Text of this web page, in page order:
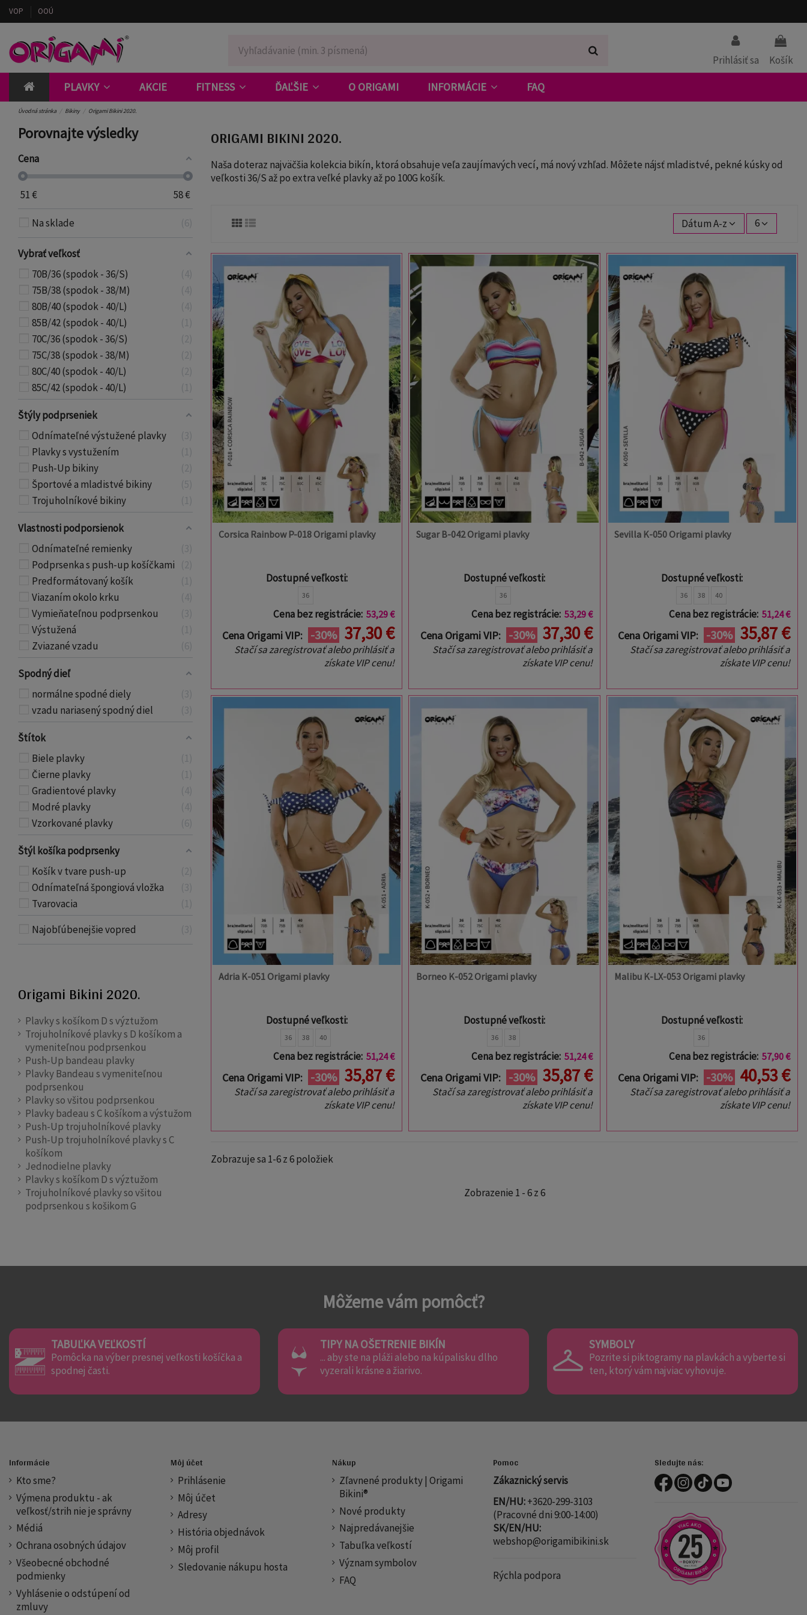
VOP OOÚ
Prihlásiť sa Košík
PLAVKY AKCIE FITNESS ĎAĽŠIE O ORIGAMI INFORMÁCIE FAQ
Úvodná stránka Bikiny Origami Bikini 2020.
ORIGAMI BIKINI 2020.
Naša doteraz najväčšia kolekcia bikín, ktorá obsahuje veľa zaujímavých vecí, má nový vzhľad. Môžete nájsť mladistvé, pekné kúsky od
veľkosti 36/S až po extra veľké plavky až po 100G košík.
Dátum A-z 6
Corsica Rainbow P-018 Origami plavky
Dostupné veľkosti:
36
Cena bez registrácie: 53,29 €
Cena Origami VIP: -30% 37,30 €
Stačí sa zaregistrovať alebo prihlásiť a
získate VIP cenu!
Sugar B-042 Origami plavky
Dostupné veľkosti:
36
Cena bez registrácie: 53,29 €
Cena Origami VIP: -30% 37,30 €
Stačí sa zaregistrovať alebo prihlásiť a
získate VIP cenu!
Sevilla K-050 Origami plavky
Dostupné veľkosti:
36 38 40
Cena bez registrácie: 51,24 €
Cena Origami VIP: -30% 35,87 €
Stačí sa zaregistrovať alebo prihlásiť a
získate VIP cenu!
Adria K-051 Origami plavky
Dostupné veľkosti:
36 38 40
Cena bez registrácie: 51,24 €
Cena Origami VIP: -30% 35,87 €
Stačí sa zaregistrovať alebo prihlásiť a
získate VIP cenu!
Borneo K-052 Origami plavky
Dostupné veľkosti:
36 38
Cena bez registrácie: 51,24 €
Cena Origami VIP: -30% 35,87 €
Stačí sa zaregistrovať alebo prihlásiť a
získate VIP cenu!
Malibu K-LX-053 Origami plavky
Dostupné veľkosti:
36
Cena bez registrácie: 57,90 €
Cena Origami VIP: -30% 40,53 €
Stačí sa zaregistrovať alebo prihlásiť a
získate VIP cenu!
Zobrazuje sa 1-6 z 6 položiek
Zobrazenie 1 - 6 z 6
Porovnajte výsledky
Cena
51€ 58€
Na sklade 6
Vybrať veľkosť
70B/36 (spodok - 36/S)
4
75B/38 (spodok - 38/M)
4
80B/40 (spodok - 40/L)
4
85B/42 (spodok - 40/L)
1
70C/36 (spodok - 36/S)
2
75C/38 (spodok - 38/M)
2
80C/40 (spodok - 40/L)
2
85C/42 (spodok - 40/L)
1
Štýly podprseniek
Odnímateľné výstužené plavky
3
Plavky s vystužením
1
Push-Up bikiny
2
Športové a mladistvé bikiny
5
Trojuholníkové bikiny
1
Vlastnosti podporsienok
Odnímateľné remienky
3
Podprsenka s push-up košíčkami
2
Predformátovaný košík
1
Viazaním okolo krku
4
Vymieňateľnou podprsenkou
3
Výstužená
1
Zviazané vzadu
6
Spodný dieľ
normálne spodné diely
3
vzadu nariasený spodný diel
3
Štítok
Biele plavky
1
Čierne plavky
1
Gradientové plavky
4
Modré plavky
4
Vzorkované plavky
6
Štýl košíka podprsenky
Košík v tvare push-up
2
Odnímateľná špongiová vložka
3
Tvarovacia
1
Najobľúbenejšie vopred
3
Origami Bikini 2020.
Plavky s košíkom D s výztužom
Trojuholníkové plavky s D košíkom a
vymeniteľnou podprsenkou
Push-Up bandeau plavky
Plavky Bandeau s vymeniteľnou
podprsenkou
Plavky so všitou podprsenkou
Plavky badeau s C košíkom a výstužom
Push-Up trojuholníkové plavky
Push-Up trojuholníkové plavky s C
košíkom
Jednodielne plavky
Plavky s košíkom D s výztužom
Trojuholníkové plavky so všitou
podprsenkou s košikom G
Môžeme vám pomôcť?
TABUĽKA VEĽKOSTÍ
Pomôcka na výber presnej veľkosti košíčka a
spodnej časti.
TIPY NA OŠETRENIE BIKÍN
... aby ste na pláži alebo na kúpalisku dlho
vyzerali krásne a žiarivo.
SYMBOLY
Pozrite si piktogramy na plavkách a vyberte si
ten, ktorý vám najviac vyhovuje.
Informácie
Kto sme?
Výmena produktu - ak
veľkosť/strih nie je správny
Médiá
Ochrana osobných údajov
Všeobecné obchodné
podmienky
Vyhlásenie o odstúpení od
zmluvy
Môj účet
Prihlásenie
Môj účet
Adresy
História objednávok
Môj profil
Sledovanie nákupu hosta
Nákup
Zľavnené produkty | Origami
Bikini®
Nové produkty
Najpredávanejšie
Tabuľka veľkostí
Význam symbolov
FAQ
Pomoc
Zákaznický servis
EN/HU:+3620-299-3103
(Pracovné dni 9:00-14:00)
SK/EN/HU:
webshop@origamibikini.sk
Rýchla podpora
Sledujte nás: